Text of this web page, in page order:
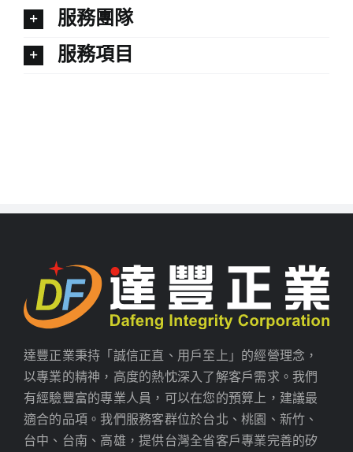
服務團隊
服務項目
達豐正業秉持「誠信正直、用戶至上」的經營理念，
以專業的精神，高度的熱忱深入了解客戶需求。我們
有經驗豐富的專業人員，可以在您的預算上，建議最
適合的品項。我們服務客群位於台北、桃園、新竹、
台中、台南、高雄，提供台灣全省客戶專業完善的矽